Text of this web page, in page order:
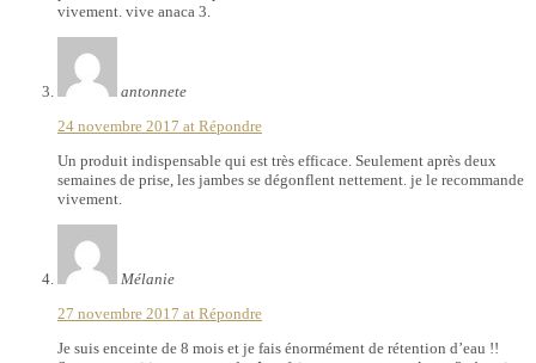
vivement. vive anaca 3.
antonnete
24 novembre 2017 at Répondre
Un produit indispensable qui est très efficace. Seulement après deux
semaines de prise, les jambes se dégonflent nettement. je le recommande
vivement.
Mélanie
27 novembre 2017 at Répondre
Je suis enceinte de 8 mois et je fais énormément de rétention d’eau !!